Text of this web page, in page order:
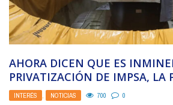
AHORA DICEN QUE ES
PRIVATIZACIÓN DE IMPSA, LA
ERA JAVIER ...
INTERÉS , NOTICIAS 700 0